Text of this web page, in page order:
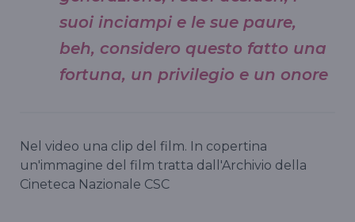
suoi inciampi e le sue paure,
beh, considero questo fatto una
fortuna, un privilegio e un onore
Nel video una clip del film. In copertina
un'immagine del film tratta dall'Archivio della
Cineteca Nazionale CSC